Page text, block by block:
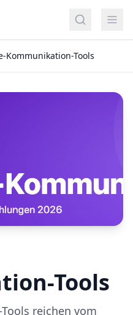
Kommunikation-Tools
Tools
reichen vom